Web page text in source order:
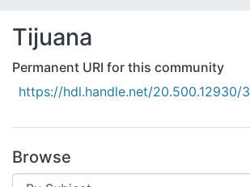
Bibliotecas
Tijuana
Permanent URI for this community
https://hdl.handle.net/20.500.12930/3
Browse